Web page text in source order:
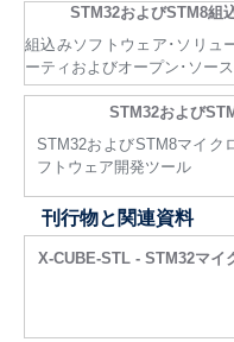
STM32およびSTM8組
組込みソフトウェア･ソリュ
ーティおよびオープン･ソース
STM32および
STM32およびSTM8マイク
フトウェア開発ツール
刊行物と関連資料
X-CUBE-STL - STM32マイ